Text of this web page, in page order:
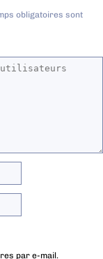
obligatoires sont
par e-mail.